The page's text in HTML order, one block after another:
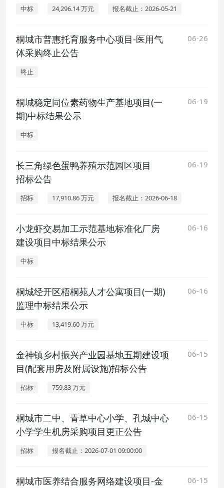
中标 24,296.14 万元 报名截止：2026-05-21
桐城市普惠托育服务中心项目-医用气
体采购终止公告
06-26
终止
桐城稳定同位素药物生产基地项目(一
期)中标结果公示
06-19
中标
长三角绿色蛋鸭养殖示范园区项目
招标公告
06-19
招标 17,910.86 万元 报名截止：2026-06-18
小龙虾交易加工示范基地标准化厂房
建设项目中标结果公示
06-16
中标
桐城经开区梧桐苑人才公寓项目(一期)
监理中标结果公示
06-16
中标 13,419.60 万元
金神镇乡村振兴产业园基地五期建设项
目(配套用房及附属设施)招标公告
06-15
招标 759.83 万元
桐城市二中、青草中心小学、孔城中心
小学学生机房采购项目更正公告
06-15
招标 报名截止：2026-07-01 09:00:00
桐城市医养结合服务网络建设项目-金
06-15